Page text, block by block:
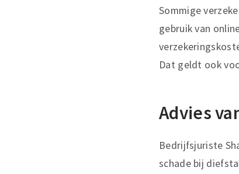
Sommige
gebruik van
Dat geldt ook
Advies
Bedrijfsjuriste
schade bij